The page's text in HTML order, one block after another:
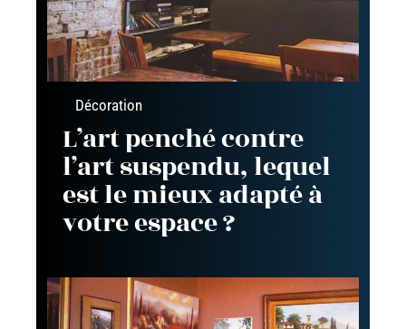
Décoration
L’art penché contre
l’art suspendu, lequel
est le mieux adapté à
votre espace ?